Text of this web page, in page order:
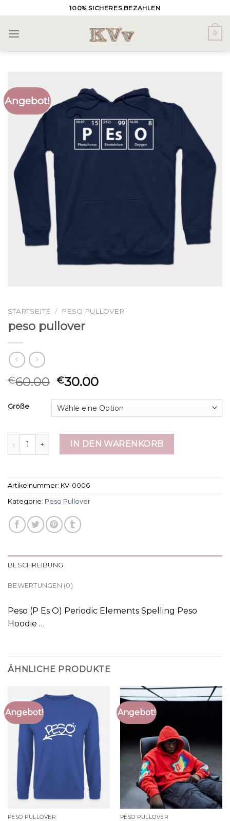
to
content
100% SICHERES BEZAHLEN
0
Angebot!
STARTSEITE / PESO PULLOVER
peso pullover
€60.00 €30.00
Größe
peso pullover MengeIN DEN WARENKORB
Artikelnummer: KV-0006
Kategorie: Peso Pullover
BESCHREIBUNG
BEWERTUNGEN (0)
Peso (P Es O) Periodic Elements Spelling Peso
Hoodie …
ÄHNLICHE PRODUKTE
Angebot!
PESO PULLOVER
Angebot!
PESO PULLOVER